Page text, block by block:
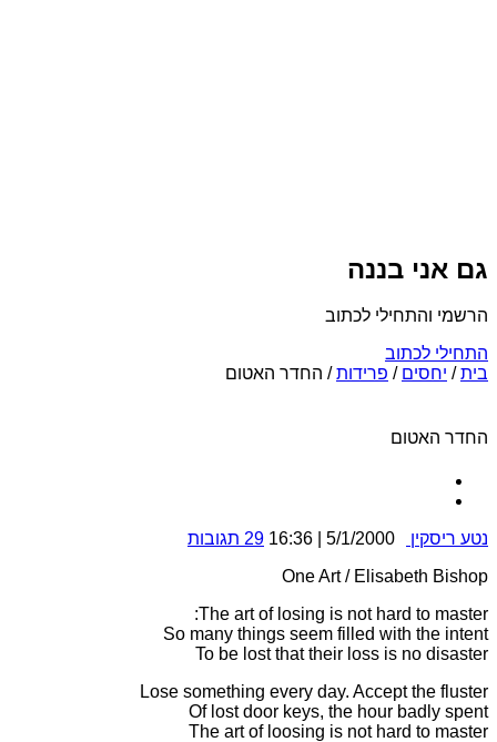
גם אני בננה
הרשמי והתחילי לכתוב
התחילי לכתוב
בית/ יחסים / פרידות/ החדר האטום
החדר האטום
נטע ריסקין 5/1/2000 | 16:36
29 תגובות
One Art / Elisabeth Bishop
The art of losing is not hard to master:
So many things seem filled with the intent
To be lost that their loss is no disaster
Lose something every day. Accept the fluster
Of lost door keys, the hour badly spent
The art of loosing is not hard to master